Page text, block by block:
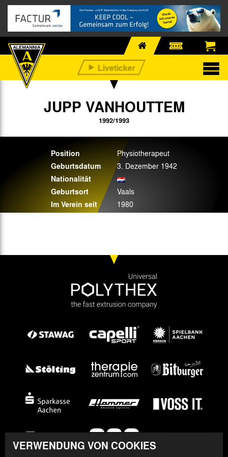
JUPP VANHOUTTEM
1992/1993
Position Physiotherapeut
Geburtsdatum 3. Dezember 1942
Nationalität
Geburtsort
Vaals
Im Verein seit 1980
VERWENDUNG VON COOKIES